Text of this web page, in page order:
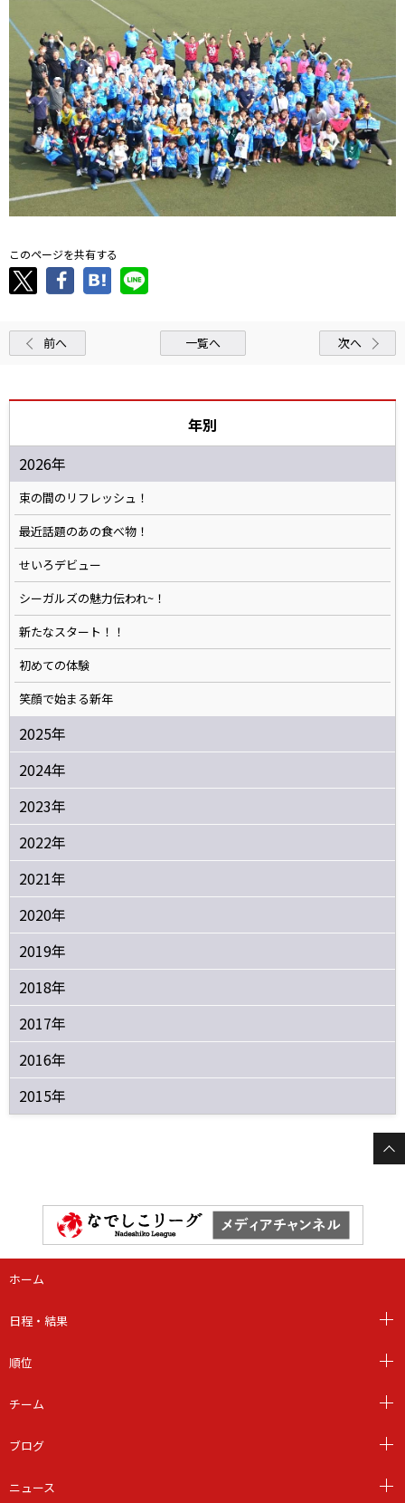
このページを共有する
前へ 一覧へ 次へ
年別
2026年
束の間のリフレッシュ！
最近話題のあの食べ物！
せいろデビュー
シーガルズの魅力伝われ~！
新たなスタート！！
初めての体験
笑顔で始まる新年
2025年
2024年
2023年
2022年
2021年
2020年
2019年
2018年
2017年
2016年
2015年
ホーム
日程・結果
順位
チーム
ブログ
ニュース